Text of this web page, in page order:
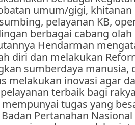
umum/gigi, khitanan
pelayanan KB,
berbagai cabang olah
Hendarman
diri dan melakukan
sumberdaya manusia,
melakukan inovasi agar
terbaik bagi
mempunyai tugas yang
Pertanahan Nasional